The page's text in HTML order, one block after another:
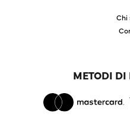
Chi
METODI DI